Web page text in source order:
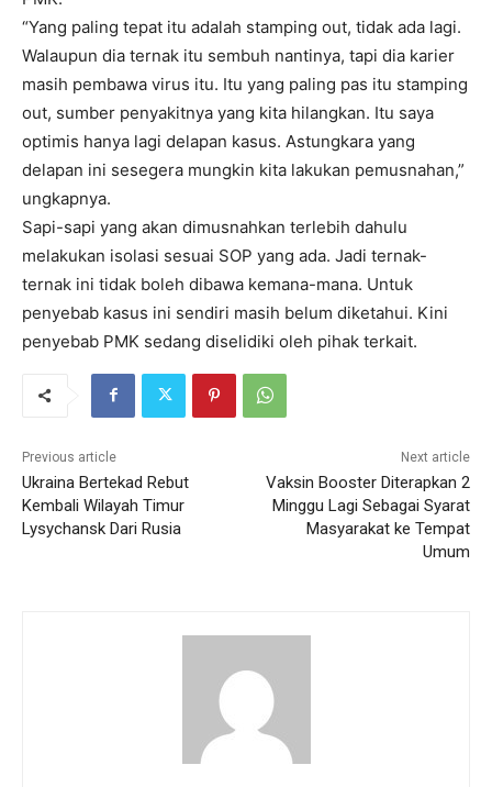
“Yang paling tepat itu adalah stamping out, tidak ada lagi.
Walaupun dia ternak itu sembuh nantinya, tapi dia karier
masih pembawa virus itu. Itu yang paling pas itu stamping
out, sumber penyakitnya yang kita hilangkan. Itu saya
optimis hanya lagi delapan kasus. Astungkara yang
delapan ini sesegera mungkin kita lakukan pemusnahan,”
ungkapnya.
Sapi-sapi yang akan dimusnahkan terlebih dahulu
melakukan isolasi sesuai SOP yang ada. Jadi ternak-
ternak ini tidak boleh dibawa kemana-mana. Untuk
penyebab kasus ini sendiri masih belum diketahui. Kini
penyebab PMK sedang diselidiki oleh pihak terkait.
Previous article
Ukraina Bertekad Rebut
Kembali Wilayah Timur
Lysychansk Dari Rusia
Next article
Vaksin Booster Diterapkan 2
Minggu Lagi Sebagai Syarat
Masyarakat ke Tempat
Umum